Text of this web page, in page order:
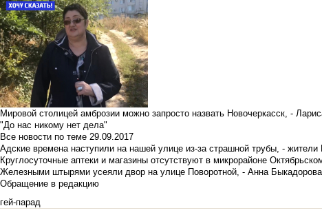
Мировой столицей амброзии можно запросто назвать Новочеркасск, -
"До нас никому нет дела"
Все новости по теме 29.09.2017
Адские времена наступили на нашей улице из-за страшной трубы, - жители
Круглосуточные аптеки и магазины отсутствуют в микрорайоне
Железными штырями усеяли двор на улице Поворотной, - Анна Быкадорова
Обращение в редакцию
гей-парад